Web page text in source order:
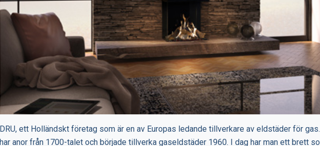
DRU, ett Holländskt företag som är en av Europas ledande tillverkare av eldstäder för
har anor från 1700-talet och började tillverka gaseldstäder 1960. I dag har man ett brett